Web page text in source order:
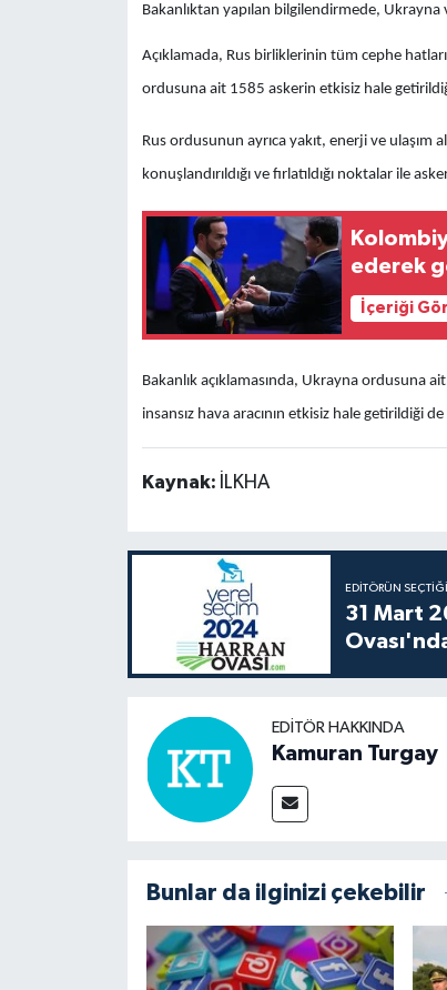
Bakanlıktan yapılan bilgilendirmede,
Açıklamada, Rus birliklerinin tüm cephe
ordusuna ait 1585 askerin etkisiz hale
Rus ordusunun ayrıca yakıt, enerji ve ulaşım
konuşlandırıldığı ve fırlatıldığı noktalar ile
ederek
İçeriği
Bakanlık açıklamasında, Ukrayna ordusuna
insansız hava aracının etkisiz hale getirildiği
Kaynak: İLKHA
EDITÖRÜN SEÇTIĞI
31 Mart
EDITÖR HAKKINDA
Kamuran Turgay
Bunlar da ilginizi çekebilir